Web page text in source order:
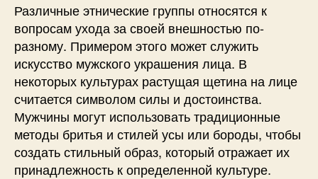
Различные этнические группы относятся к
вопросам ухода за своей внешностью по-
разному. Примером этого может служить
искусство мужского украшения лица. В
некоторых культурах растущая щетина на лице
считается символом силы и достоинства.
Мужчины могут использовать традиционные
методы бритья и стилей усы или бороды, чтобы
создать стильный образ, который отражает их
принадлежность к определенной культуре.